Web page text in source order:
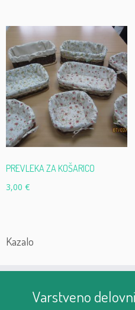
PREVLEKA ZA KOŠARICO
3,00 €
Kazalo
Varstveno